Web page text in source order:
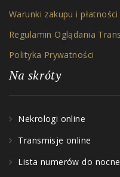
Warunki zakupu i płatności
Regulamin Oglądania
Polityka Prywatności
Na skróty
Nekrologi online
Transmisje online
Lista numerów do